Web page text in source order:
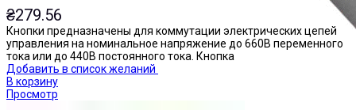
₴279.56
Кнопки предназначены для коммутации электрических цепей
управления на номинальное напряжение до 660В переменного
тока или до 440В постоянного тока. Кнопка
Добавить в список желаний
В корзину
Просмотр